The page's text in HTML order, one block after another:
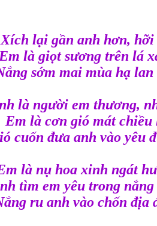
Xích lại gần anh hơn, hỡi
Em là giọt sương trên lá
sớm mai mùa hạ
là người em thương,
Em là cơn gió mát chiều
cuốn đưa anh vào yêu
là nụ hoa xinh ngát
tìm em yêu trong nắng
ru anh vào chốn địa